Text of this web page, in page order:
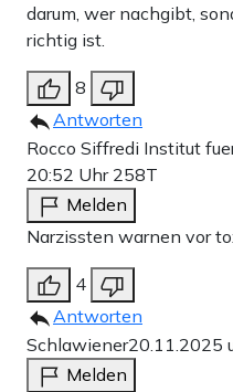
darum, wer nachgibt,
richtig ist.
8
Antworten
Rocco Siffredi Institut
20:52 Uhr 258T
Melden
Narzissten warnen vor
4
Antworten
Schlawiener20.11.2025
Melden